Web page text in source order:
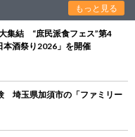
もっと見る
集結 “庶民派食フェス”第4
本酒祭り2026」を開催
埼玉県加須市の「ファミリー